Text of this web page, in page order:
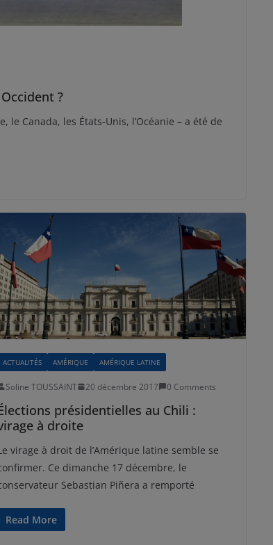
?
le Canada, les États-Unis, l’Océanie – a été de
ACTUALITÉS AMÉRIQUE AMÉRIQUE LATINE
Soline TOUSSAINT 20 décembre 2017 0 Comments
présidentielles au Chili :
à droite
virage à droit de l’Amérique latine semble se
Ce dimanche 17 décembre, le
Sebastian Piñera a remporté
Read More